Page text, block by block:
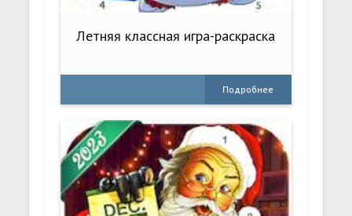
Летняя классная игра-раскраска
Подробнее